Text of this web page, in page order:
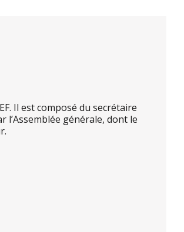
Il est composé du secrétaire
générale, dont le